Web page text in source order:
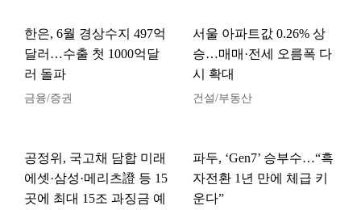
한은, 6월 경상수지 497억
달러…수출 첫 1000억달
러 돌파
금융/증권
서울 아파트값 0.26% 상
승…매매·전세 오름폭 다
시 확대
건설/부동산
공정위, 국고채 담합 미래
에셋·삼성·메리츠證 등 15
곳에 최대 15조 과징금 예
파두, ‘Gen7’ 승부수…“흑
자전환 1년 만에 체급 키
운다”